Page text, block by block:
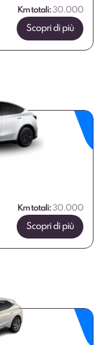
Km totali:30.000
Scopri di più
Km totali:30.000
Scopri di più